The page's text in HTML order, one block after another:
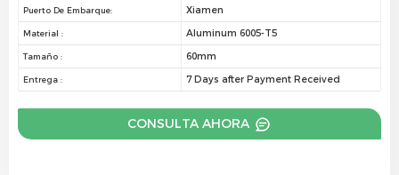
Puerto De Embarque: Xiamen
Material : Aluminum 6005-T5
Tamaño : 60mm
Entrega : 7 Days after Payment Received
CONSULTA AHORA